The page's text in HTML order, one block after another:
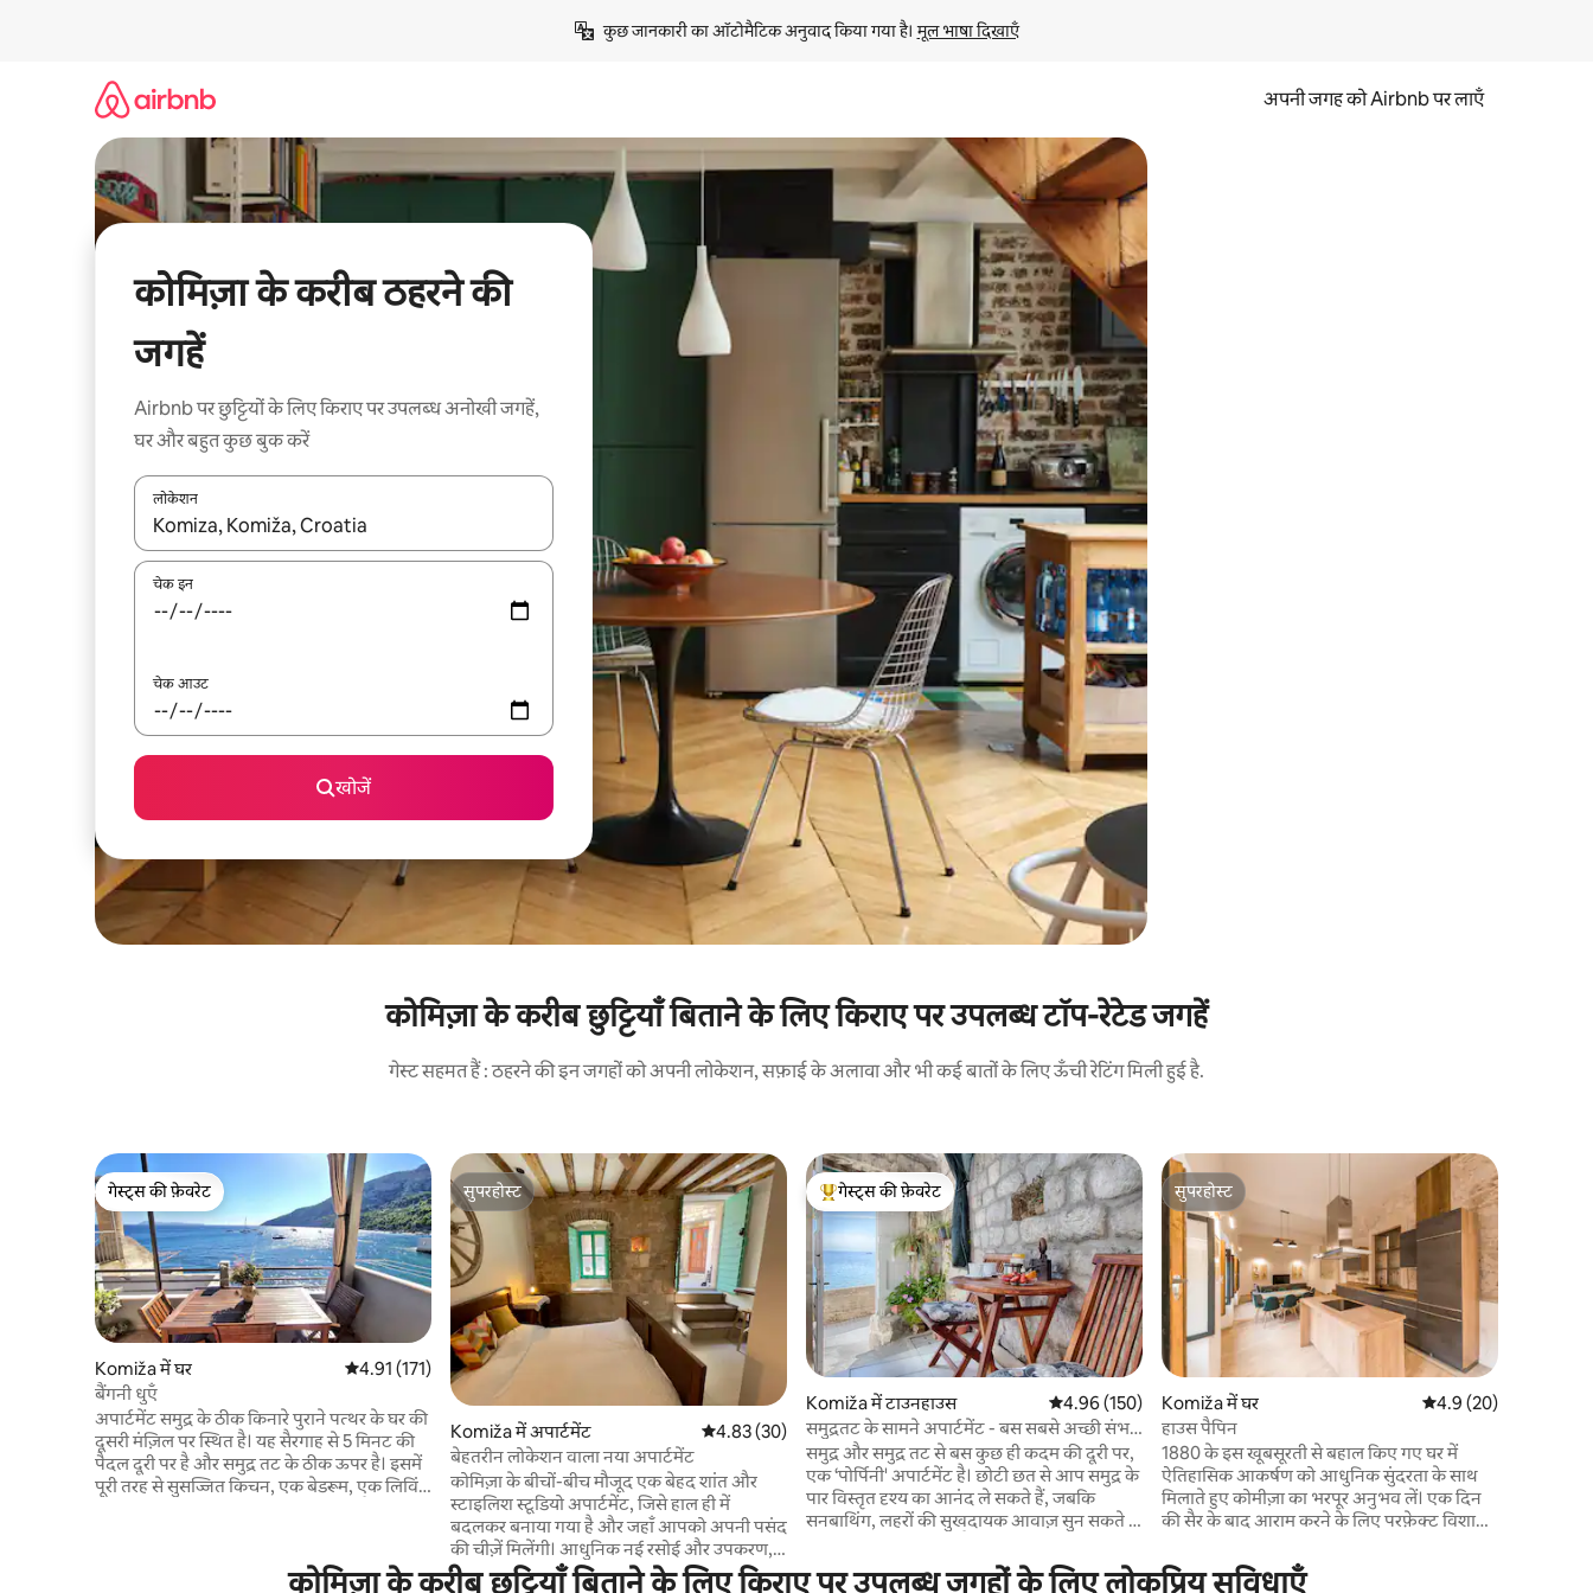
कुछ जानकारी का ऑटोमैटिक अनुवाद किया गया है। मूल भाषा दिखाएँ
अपनी जगह को Airbnb पर लाएँ
कोमिज़ा के करीब ठहरने की
जगहें
Airbnb पर छुट्टियों के लिए किराए पर उपलब्ध अनोखी जगहें,
घर और बहुत कुछ बुक करें
लोकेशन
नतीजों के उपलब्ध होने पर, अप और डाउन 'ऐरो की' का इस्तेमाल करके नेविगेट करें या टच या फिर स्वाइप जेस्चर का इस्तेमाल करके एक्सप्लोर करें।
चेक इन
चेक आउट
खोजें
कोमिज़ा के करीब छुट्टियाँ बिताने के लिए किराए पर उपलब्ध टॉप-रेटेड जगहें
गेस्ट सहमत हैं : ठहरने की इन जगहों को अपनी लोकेशन, सफ़ाई के अलावा और भी कई बातों के लिए ऊँची रेटिंग मिली हुई है.
गेस्ट्स की फ़ेवरेट
गेस्ट्स की फ़ेवरेट
Komiža में घर औसत रेटिंग 5 में से 4.91, 171 समीक्षाएँ
4.91 (171)
बैंगनी धुएँ
अपार्टमेंट समुद्र के ठीक किनारे पुराने पत्थर के घर की
दूसरी मंज़िल पर स्थित है। यह सैरगाह से 5 मिनट की
पैदल दूरी पर है और समुद्र तट के ठीक ऊपर है। इसमें
पूरी तरह से सुसज्जित किचन, एक बेडरूम, एक लिविंग
सीलिंग फैन से लैस है (अगर ज़रूरी हो तो सर्दियों के
सुपरहोस्ट
सुपरहोस्ट
Komiža में अपार्टमेंट औसत रेटिंग 5 में से 4.83, 30 समीक्षाएँ
4.83 (30)
बेहतरीन लोकेशन वाला नया अपार्टमेंट
कोमिज़ा के बीचों-बीच मौजूद एक बेहद शांत और
स्टाइलिश स्टूडियो अपार्टमेंट, जिसे हाल ही में
बदलकर बनाया गया है और जहाँ आपको अपनी पसंद
की चीज़ें मिलेंगी। आधुनिक नई रसोई और उपकरण,
नई शक्तिशाली एयर कंडीशनिंग (पोर्टेबल नहीं) और
गेस्ट्स का टॉप फ़ेवरेट
गेस्ट्स की फ़ेवरेट
Komiža में टाउनहाउस औसत रेटिंग 5 में से 4.96, 150 समीक्षाएँ
4.96 (150)
समुद्रतट के सामने अपार्टमेंट - बस सबसे अच्छी संभव
लोकेशन
समुद्र और समुद्र तट से बस कुछ ही कदम की दूरी पर,
एक ‘पोर्पिनी' अपार्टमेंट है। छोटी छत से आप समुद्र के
पार विस्तृत दृश्य का आनंद ले सकते हैं, जबकि
सनबाथिंग, लहरों की सुखदायक आवाज़ सुन सकते हैं
अपार्टमेंट में वह सब कुछ है जो आपको अपनी छुट्टी के
सुपरहोस्ट
सुपरहोस्ट
Komiža में घर औसत रेटिंग 5 में से 4.9,
4.9 (20)
हाउस पैपिन
1880 के इस खूबसूरती से बहाल किए गए घर में
ऐतिहासिक आकर्षण को आधुनिक सुंदरता के साथ
मिलाते हुए कोमीज़ा का भरपूर अनुभव लें। एक दिन
की सैर के बाद आराम करने के लिए परफ़ेक्ट विशाल
केंद्र में स्थित, आप निकटतम समुद्र तट से बस 70
मीटर की दूरी पर हैं और जीवंत कैफ़े, रेस्तरां और
कोमिज़ा के करीब छुट्टियाँ बिताने के लिए किराए पर उपलब्ध जगहों के लिए लोकप्रिय सुविधाएँ